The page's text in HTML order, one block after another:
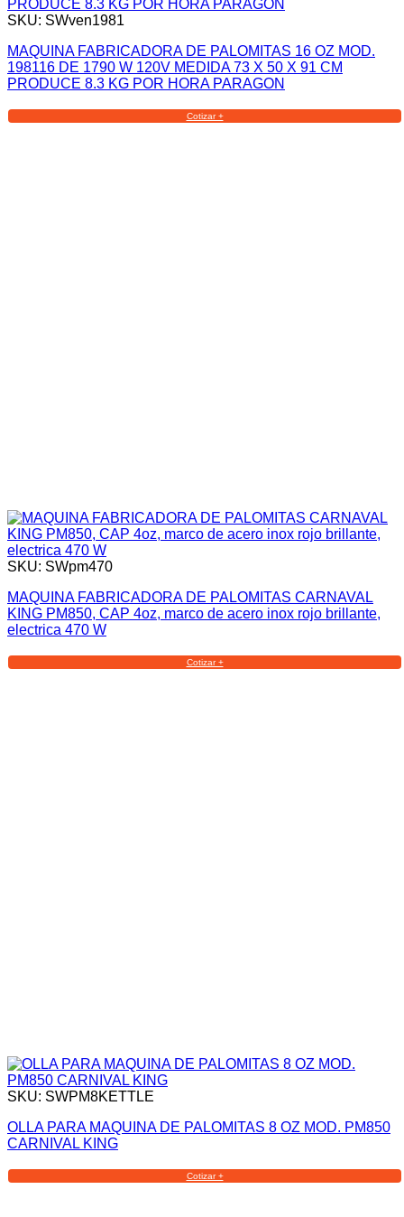
SKU: SWven1981
MAQUINA FABRICADORA DE PALOMITAS 16 OZ MOD.
198116 DE 1790 W 120V MEDIDA 73 X 50 X 91 CM
PRODUCE 8.3 KG POR HORA PARAGON
Cotizar +
SKU: SWpm470
MAQUINA FABRICADORA DE PALOMITAS CARNAVAL
KING PM850, CAP 4oz, marco de acero inox rojo brillante,
electrica 470 W
Cotizar +
SKU: SWPM8KETTLE
OLLA PARA MAQUINA DE PALOMITAS 8 OZ MOD. PM850
CARNIVAL KING
Cotizar +